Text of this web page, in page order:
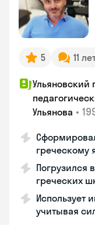
5 11
Ульяновский
Ульянова •
греческому
Погрузился
греческих
Использует
учитывая